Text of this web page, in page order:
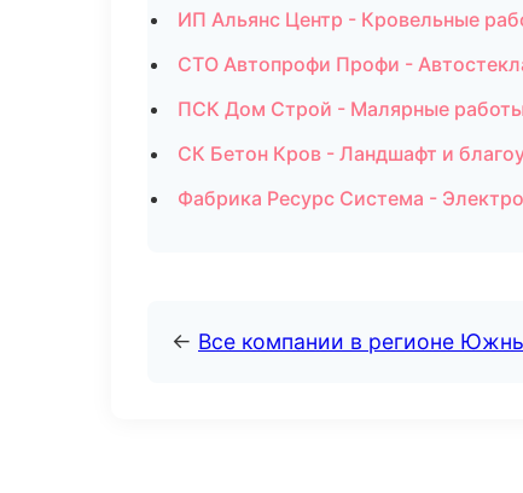
ИП Альянс Центр - Кровельные
СТО Автопрофи Профи -
ПСК Дом Строй - Малярные
СК Бетон Кров - Ландшафт и
Фабрика Ресурс Система -
← Все компании в регионе